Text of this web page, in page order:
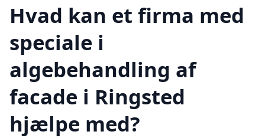
Hvad kan et firma med
speciale i
algebehandling af
facade i Ringsted
hjælpe med?